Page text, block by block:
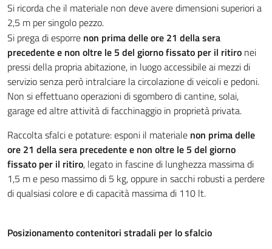
Si ricorda che il materiale non deve avere dimensioni superiori a
2,5 m per singolo pezzo.
Si prega di esporre non prima delle ore 21 della sera
precedente e non oltre le 5 del giorno fissato per il ritiro nei
pressi della propria abitazione, in luogo accessibile ai mezzi di
servizio senza però intralciare la circolazione di veicoli e pedoni.
Non si effettuano operazioni di sgombero di cantine, solai,
garage ed altre attività di facchinaggio in proprietà privata.
Raccolta sfalci e potature: esponi il materiale non prima delle
ore 21 della sera precedente e non oltre le 5 del giorno
fissato per il ritiro, legato in fascine di lunghezza massima di
1,5 m e peso massimo di 5 kg, oppure in sacchi robusti a perdere
di qualsiasi colore e di capacità massima di 110 lt.
Posizionamento contenitori stradali per lo sfalcio